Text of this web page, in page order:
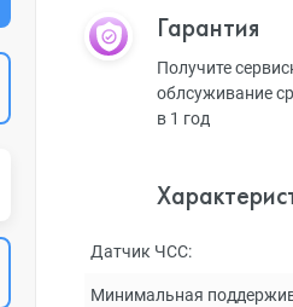
Гарантия
Получите
облсуживание
в 1 год
Датчик ЧСС:
Минимальная